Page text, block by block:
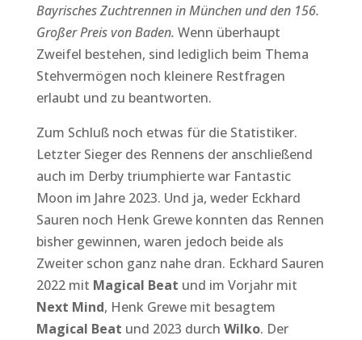
Bayrisches Zuchtrennen in München und den 156.
Großer Preis von Baden. Wenn überhaupt
Zweifel bestehen, sind lediglich beim Thema
Stehvermögen noch kleinere Restfragen
erlaubt und zu beantworten.
Zum Schluß noch etwas für die Statistiker.
Letzter Sieger des Rennens der anschließend
auch im Derby triumphierte war Fantastic
Moon im Jahre 2023. Und ja, weder Eckhard
Sauren noch Henk Grewe konnten das Rennen
bisher gewinnen, waren jedoch beide als
Zweiter schon ganz nahe dran. Eckhard Sauren
2022 mit Magical Beat und im Vorjahr mit
Next Mind, Henk Grewe mit besagtem
Magical Beat und 2023 durch Wilko. Der